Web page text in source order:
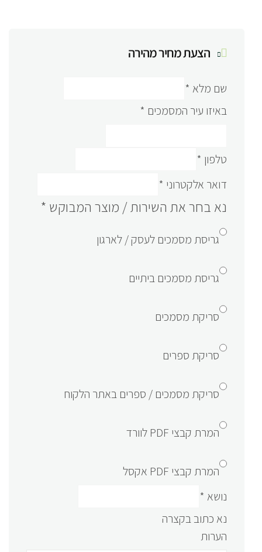
הצעת מחיר מהירה
שם מלא *
באיזו עיר המסמכים *
טלפון *
דואר אלקטרוני *
נא בחר את השירות / מוצר המבוקש *
גריסת מסמכים לעסק / לארגון
גריסת מסמכים ביתיים
סריקת מסמכים
סריקת ספרים
סריקת מסמכים / ספרים באתר הלקוח
המרת קבצי PDF לוורד
המרת קבצי PDF אקסל
נושא *
נא כתוב בקצרה
הערות